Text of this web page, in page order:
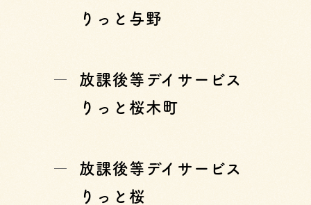
りっと与野
放課後等デイサービス
りっと桜木町
放課後等デイサービス
りっと桜